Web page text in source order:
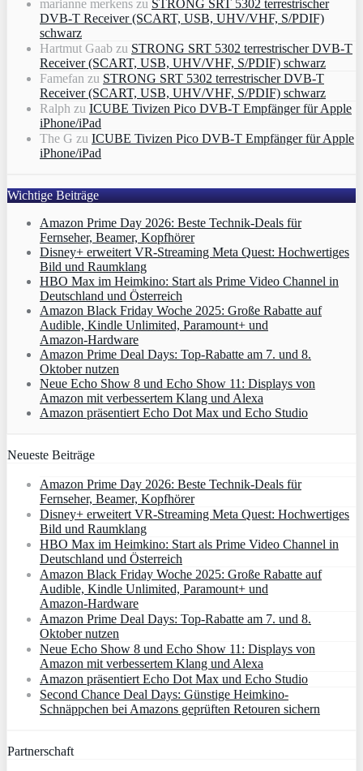
marianne merkens zu STRONG SRT 5302 terrestrischer
DVB-T Receiver (SCART, USB, UHV/VHF, S/PDIF)
schwarz
Hartmut Gaab zu STRONG SRT 5302 terrestrischer DVB-T
Receiver (SCART, USB, UHV/VHF, S/PDIF) schwarz
Famefan zu STRONG SRT 5302 terrestrischer DVB-T
Receiver (SCART, USB, UHV/VHF, S/PDIF) schwarz
Ralph zu ICUBE Tivizen Pico DVB-T Empfänger für Apple
iPhone/iPad
The G zu ICUBE Tivizen Pico DVB-T Empfänger für Apple
iPhone/iPad
Wichtige Beiträge
Amazon Prime Day 2026: Beste Technik-Deals für
Fernseher, Beamer, Kopfhörer
Disney+ erweitert VR‑Streaming Meta Quest: Hochwertiges
Bild und Raumklang
HBO Max im Heimkino: Start als Prime Video Channel in
Deutschland und Österreich
Amazon Black Friday Woche 2025: Große Rabatte auf
Audible, Kindle Unlimited, Paramount+ und
Amazon‑Hardware
Amazon Prime Deal Days: Top-Rabatte am 7. und 8.
Oktober nutzen
Neue Echo Show 8 und Echo Show 11: Displays von
Amazon mit verbessertem Klang und Alexa
Amazon präsentiert Echo Dot Max und Echo Studio
Neueste Beiträge
Amazon Prime Day 2026: Beste Technik-Deals für
Fernseher, Beamer, Kopfhörer
Disney+ erweitert VR‑Streaming Meta Quest: Hochwertiges
Bild und Raumklang
HBO Max im Heimkino: Start als Prime Video Channel in
Deutschland und Österreich
Amazon Black Friday Woche 2025: Große Rabatte auf
Audible, Kindle Unlimited, Paramount+ und
Amazon‑Hardware
Amazon Prime Deal Days: Top-Rabatte am 7. und 8.
Oktober nutzen
Neue Echo Show 8 und Echo Show 11: Displays von
Amazon mit verbessertem Klang und Alexa
Amazon präsentiert Echo Dot Max und Echo Studio
Second Chance Deal Days: Günstige Heimkino-
Schnäppchen bei Amazons geprüften Retouren sichern
Partnerschaft